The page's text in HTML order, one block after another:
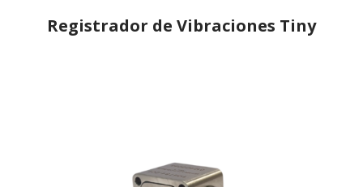
Registrador de Vibraciones Tiny